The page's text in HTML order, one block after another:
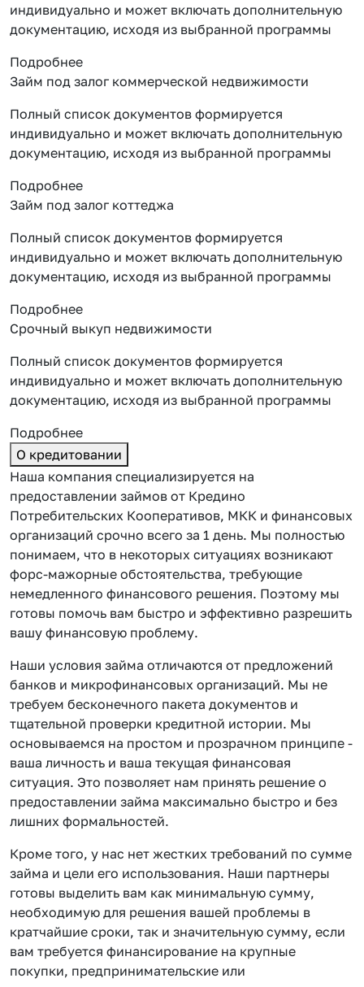
индивидуально и может включать дополнительную
документацию, исходя из выбранной программы
Подробнее
Займ под залог коммерческой недвижимости
Полный список документов формируется
индивидуально и может включать дополнительную
документацию, исходя из выбранной программы
Подробнее
Займ под залог коттеджа
Полный список документов формируется
индивидуально и может включать дополнительную
документацию, исходя из выбранной программы
Подробнее
Срочный выкуп недвижимости
Полный список документов формируется
индивидуально и может включать дополнительную
документацию, исходя из выбранной программы
Подробнее
О кредитовании
Наша компания специализируется на
предоставлении займов от Кредино
Потребительских Кооперативов, МКК и финансовых
организаций срочно всего за 1 день. Мы полностью
понимаем, что в некоторых ситуациях возникают
форс-мажорные обстоятельства, требующие
немедленного финансового решения. Поэтому мы
готовы помочь вам быстро и эффективно разрешить
вашу финансовую проблему.
Наши условия займа отличаются от предложений
банков и микрофинансовых организаций. Мы не
требуем бесконечного пакета документов и
тщательной проверки кредитной истории. Мы
основываемся на простом и прозрачном принципе -
ваша личность и ваша текущая финансовая
ситуация. Это позволяет нам принять решение о
предоставлении займа максимально быстро и без
лишних формальностей.
Кроме того, у нас нет жестких требований по сумме
займа и цели его использования. Наши партнеры
готовы выделить вам как минимальную сумму,
необходимую для решения вашей проблемы в
кратчайшие сроки, так и значительную сумму, если
вам требуется финансирование на крупные
покупки, предпринимательские или